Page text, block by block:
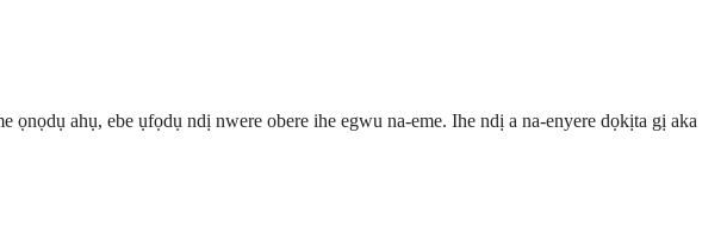
ahụ, ebe ụfọdụ ndị nwere obere ihe egwu na-eme. Ihe ndị a na-enyere dọkịta gị aka